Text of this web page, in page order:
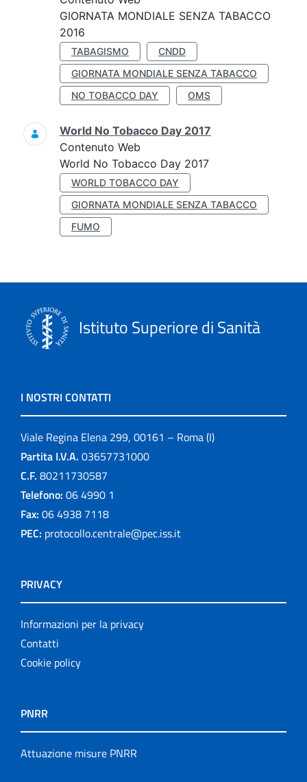
GIORNATA MONDIALE SENZA TABACCO
2016
TABAGISMO
CNDD
GIORNATA MONDIALE SENZA TABACCO
NO TOBACCO DAY
OMS
World No Tobacco Day 2017
Contenuto Web
World No Tobacco Day 2017
WORLD TOBACCO DAY
GIORNATA MONDIALE SENZA TABACCO
FUMO
Istituto Superiore di Sanità
I NOSTRI CONTATTI
Viale Regina Elena 299, 00161 – Roma (I)
Partita I.V.A. 03657731000
C.F. 80211730587
Telefono: 06 4990 1
Fax: 06 4938 7118
PEC: protocollo.centrale@pec.iss.it
PRIVACY
Informazioni per la privacy
Contatti
Cookie policy
PNRR
Attuazione misure PNRR